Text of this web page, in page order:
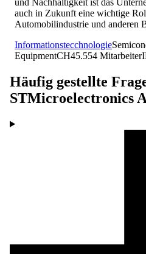
und Nachhaltigkeit ist das
auch in Zukunft eine wichtige
Automobilindustrie und anderen
Informationstecchnologie
EquipmentCH45.554 Mitarbeiter
Häufig gestellte
STMicroelectronics